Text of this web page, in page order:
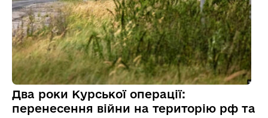
Два роки Курської операції:
перенесення війни на територію рф та